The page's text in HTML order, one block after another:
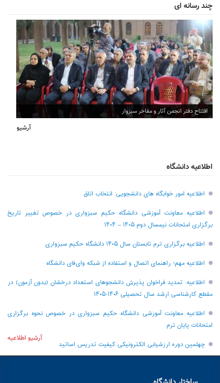
چند رسانه ای
افتتاح دفتر انجمن آثار و مفاخر سبزوار
آرشیو
اطلاعیه دانشگاه
اطلاعیه امور خوابگاه های دانشجویی: انتخاب اتاق
اطلاعیه معاونت آموزشی دانشگاه حکیم سبزواری در خصوص تغییر تاریخ
برگزاری امتحانات نیمسال دوم ۱۴۰۵ – ۱۴۰۴
اطلاعیه برگزاری ترم تابستان سال ۱۴۰۵ دانشگاه حکیم سبزواری
اطلاعیه مهم؛ راهنمای اتصال و استفاده از شبکه وای‌فای دانشگاه
اطلاعیه: تمدید فراخوان پذیرش دانشجو‌های استعداد درخشان (بدون آزمون) در
مقطع کارشناسی ارشد سال تحصیلی ۱۴۰۶-۱۴۰۵
اطلاعیه معاونت آموزشی دانشگاه حکیم سبزواری در خصوص نحوه برگزاری
امتحانات پایان ترم
چهلمین دوره ارزشیابی الکترونیکی کیفیت تدریس اساتید
آرشیو اطلاعیه